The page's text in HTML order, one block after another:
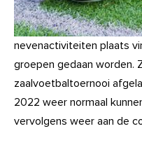
nevenactiviteiten plaats
groepen gedaan worden.
zaalvoetbaltoernooi
2022 weer normaal
vervolgens weer aan de